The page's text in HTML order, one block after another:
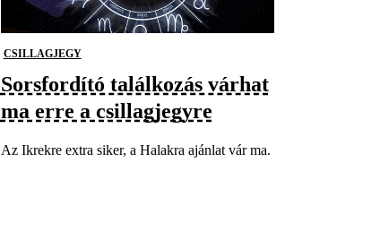
CSILLAGJEGY
Sorsfordító találkozás várhat
ma erre a csillagjegyre
Az Ikrekre extra siker, a Halakra ajánlat vár ma.